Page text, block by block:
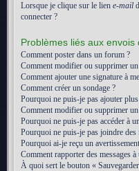
Lorsque je clique sur le lien e-mail
connecter ?
Problèmes liés aux envois
Comment poster dans un forum ?
Comment modifier ou supprimer un
Comment ajouter une signature à
Comment créer un sondage ?
Pourquoi ne puis-je pas ajouter
Comment modifier ou supprimer un
Pourquoi ne puis-je pas accéder à
Pourquoi ne puis-je pas joindre des
Pourquoi ai-je reçu un
Comment rapporter des messages
À quoi sert le bouton «